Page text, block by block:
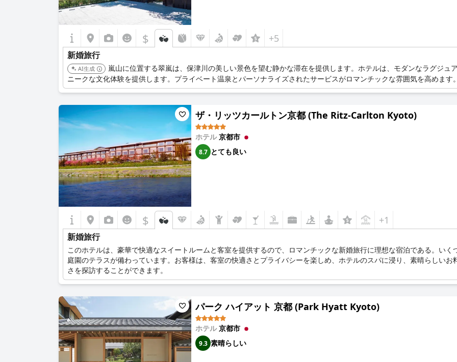
$ +5
新婚旅行
AI生成
嵐山に位置する翠嵐は、保津川の美しい景色を望む静かな滞在を提供します。ホテルは、モダンなラグジュ
ニークな文化体験を提供します。プライベート温泉とパーソナライズされたサービスがロマンチックな雰囲気を高めます
ザ・リッツカールトン京都 (The Ritz-Carlton Kyoto)
ホテル京都市
8.7 とても良い
$ +1
新婚旅行
このホテルは、豪華で快適なスイートルームと客室を提供するので、ロマンチックな新婚旅行に理想な宿泊である。い
庭園のテラスが備わっています。お客様は、客室の快適さとプライバシーを楽しめ、ホテルのスパに浸り、素晴らしい
さを探訪することができます。
パーク ハイアット 京都 (Park Hyatt Kyoto)
ホテル京都市
9.3 素晴らしい